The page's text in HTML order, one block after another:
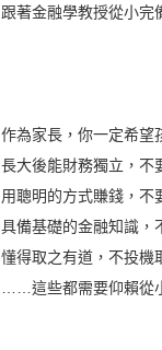
跟著金融學教授從小完
作為家長，你一定希望
長大後能財務獨立，不
用聰明的方式賺錢，不
具備基礎的金融知識，
懂得取之有道，不投機
……這些都需要仰賴從